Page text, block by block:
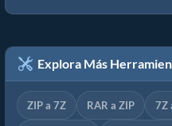
Explora Más
ZIP a 7Z RAR a ZIP 7Z